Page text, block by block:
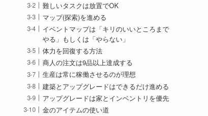
難しいタスクは放置でOK
マップ(探索)を進める
イベントマップは「キリのいいところまで
やる」もしくは「やらない」
体力を回復する方法
商人の注文は9品以上達成する
生産は常に稼働させるのが理想
建築とアップグレードはできるだけ進める
アップグレードは家とインベントリを優先
金のアイテムの使い道